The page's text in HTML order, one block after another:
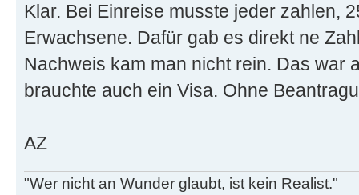
Klar. Bei Einreise musste jeder zahlen,
Erwachsene. Dafür gab es direkt ne
Nachweis kam man nicht rein. Das war
brauchte auch ein Visa. Ohne
AZ
"Wer nicht an Wunder glaubt, ist kein Realist."